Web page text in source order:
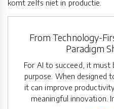
komt zelfs niet in productie.
From Technology-
Paradigm
For AI to succeed, it must
purpose. When designed
it can improve
meaningful innovation.